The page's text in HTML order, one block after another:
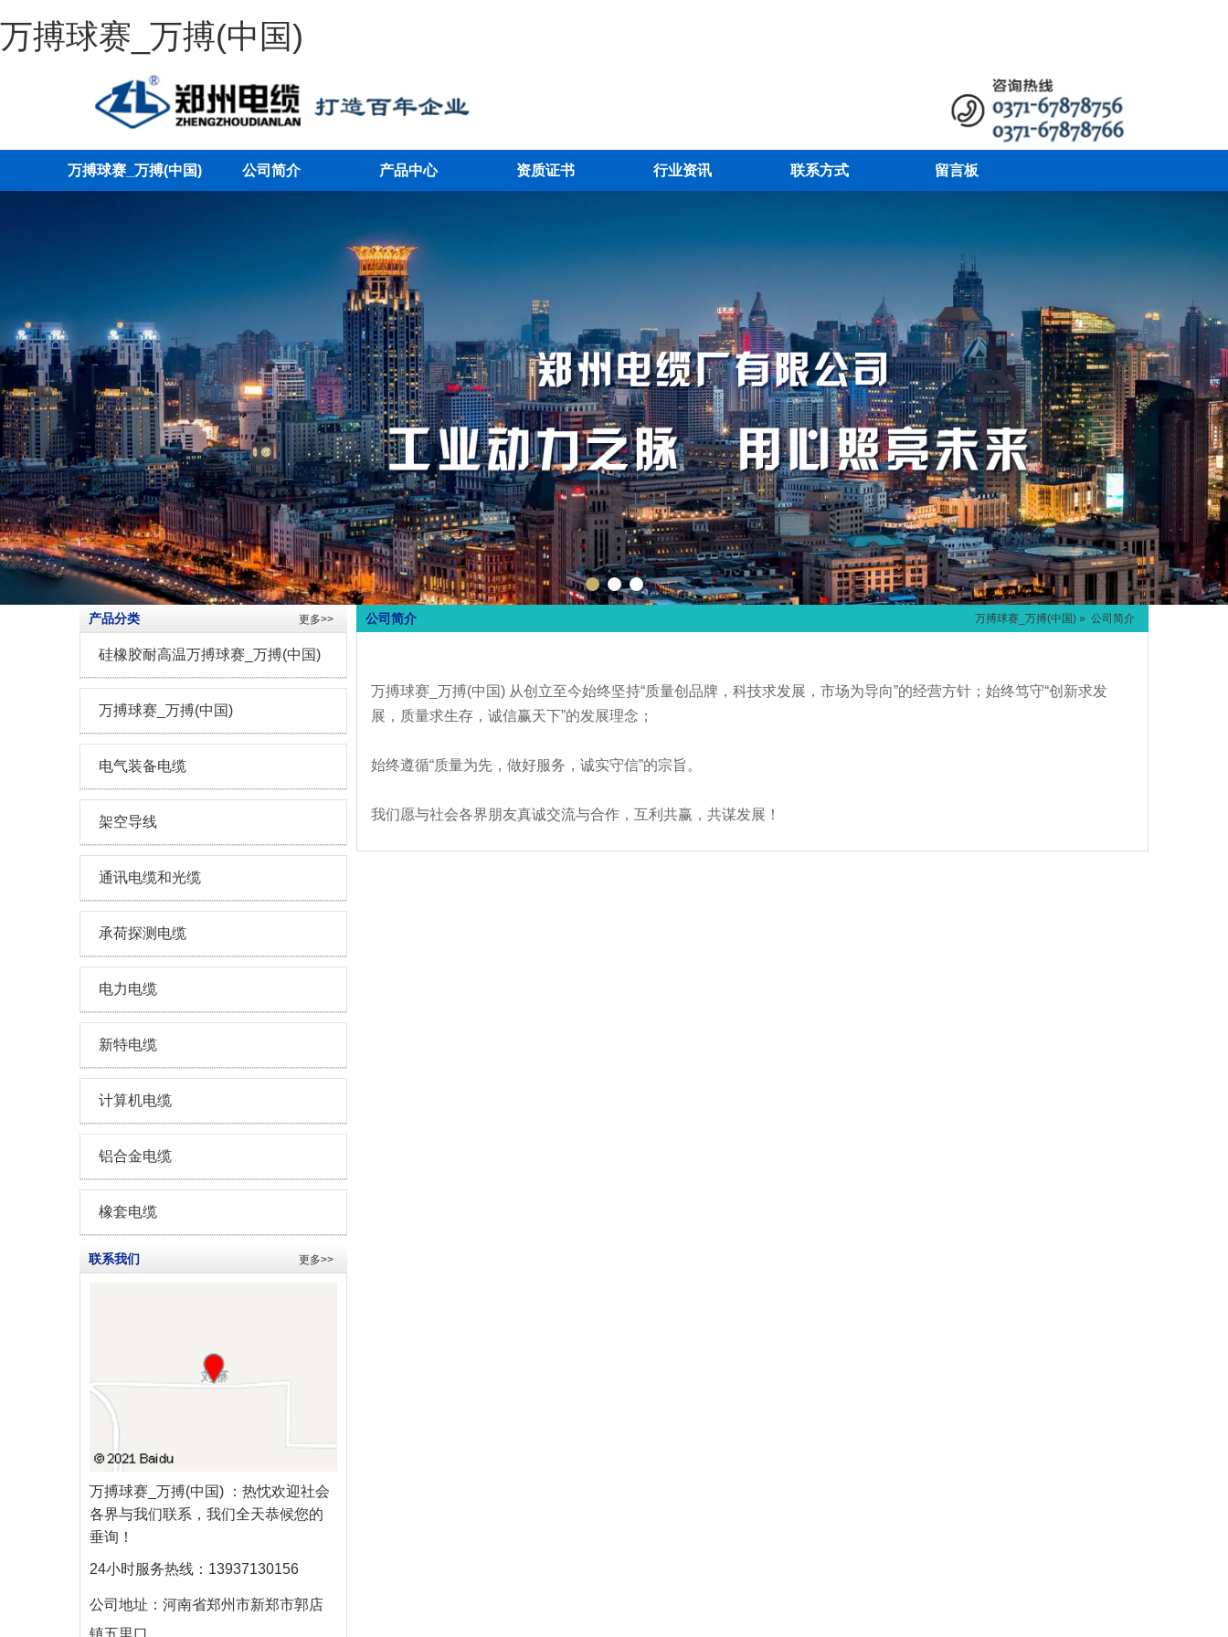
万搏球赛_万搏(中国)
万搏球赛_万搏(中国) 公司简介 产品中心 资质证书 行业资讯 联系方式 留言板
产品分类 更多>>
硅橡胶耐高温万搏球赛_万搏(中国)
万搏球赛_万搏(中国)
电气装备电缆
架空导线
通讯电缆和光缆
承荷探测电缆
电力电缆
新特电缆
计算机电缆
铝合金电缆
橡套电缆
联系我们 更多>>
万搏球赛_万搏(中国)
：热忱欢迎社会
各界与我们联系，我们全天恭候您的
垂询！
24小时服务热线： 13937130156
公司地址： 河南省郑州市新郑市郭店
镇五里口
公司简介 万搏球赛_万搏(中国) » 公司简介
万搏球赛_万搏(中国) 从创立至今始终坚持“质量创品牌，科技求发展，市场为导向”的经营方针；始终笃守“创新求发
展，质量求生存，诚信赢天下”的发展理念；
始终遵循“质量为先，做好服务，诚实守信”的宗旨。
我们愿与社会各界朋友真诚交流与合作，互利共赢，共谋发展！